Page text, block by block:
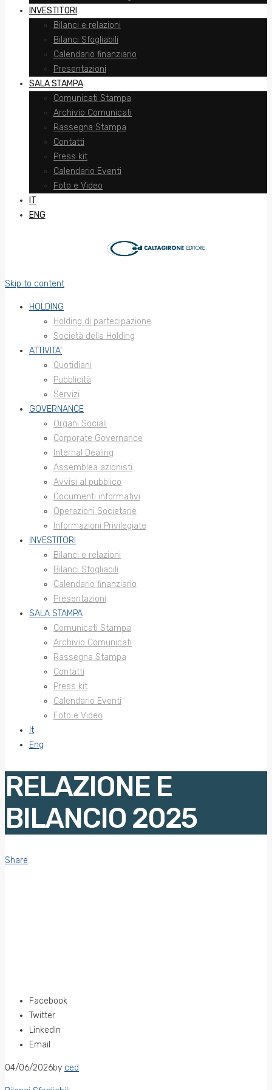
INVESTITORI
Bilanci e relazioni
Bilanci Sfogliabili
Calendario finanziario
Presentazioni
SALA STAMPA
Comunicati Stampa
Archivio Comunicati
Rassegna Stampa
Contatti
Press kit
Calendario Eventi
Foto e Video
IT
ENG
Skip to content
HOLDING
Holding di partecipazione
Società della Holding
ATTIVITA’
Quotidiani
Pubblicità
Servizi
GOVERNANCE
Organi Sociali
Corporate Governance
Internal Dealing
Assemblea azionisti
Avvisi al pubblico
Documenti informativi
Operazioni Societarie
Informazioni Privilegiate
INVESTITORI
Bilanci e relazioni
Bilanci Sfogliabili
Calendario finanziario
Presentazioni
SALA STAMPA
Comunicati Stampa
Archivio Comunicati
Rassegna Stampa
Contatti
Press kit
Calendario Eventi
Foto e Video
It
Eng
RELAZIONE E
BILANCIO 2025
Share
Facebook
Twitter
LinkedIn
Email
04/06/2026by ced